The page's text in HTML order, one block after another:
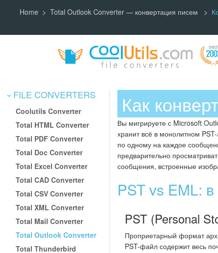
Home Total Outlook Converter — конвертация писем
FILE CONVERTERS
Coolutils Converter
Total HTML Converter
Total PDF Converter
Total Doc Converter
Total Excel Converter
Total CAD Converter
Total CSV Converter
Total XML Converter
Total Mail Converter
Total Outlook Converter
Total Thunderbird
Как
Вы мигрируете с Microsoft
хранит всё в монолитном
по одному на каждое
предварительно
сообщения, встроенные
PST vs EML:
PST (Personal
Проприетарный формат
PST-файл содержит весь